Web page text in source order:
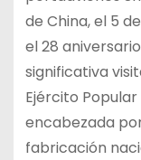
de China, el 5
el 28
significativa
Ejército
encabezada
fabricación